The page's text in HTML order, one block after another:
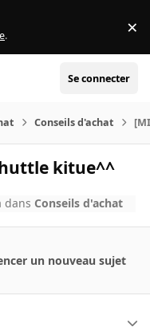
. ×
Se connecter
Conseils d'achat
kitue^^
dans Conseils d'achat
un nouveau sujet